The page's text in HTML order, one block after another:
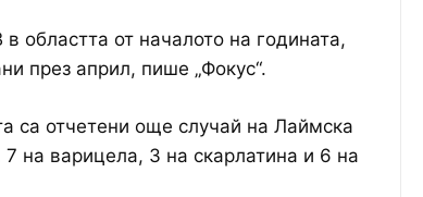
областта от началото на годината,
през април, пише „Фокус“.
са отчетени още случай на Лаймска
на варицела, 3 на скарлатина и 6 на